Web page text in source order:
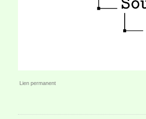
Lien permanent